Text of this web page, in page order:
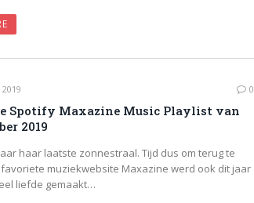
2019 0
Spotify Maxazine Music Playlist van
2019
haar laatste zonnestraal. Tijd dus om terug te
favoriete muziekwebsite Maxazine werd ook dit jaar
liefde gemaakt…